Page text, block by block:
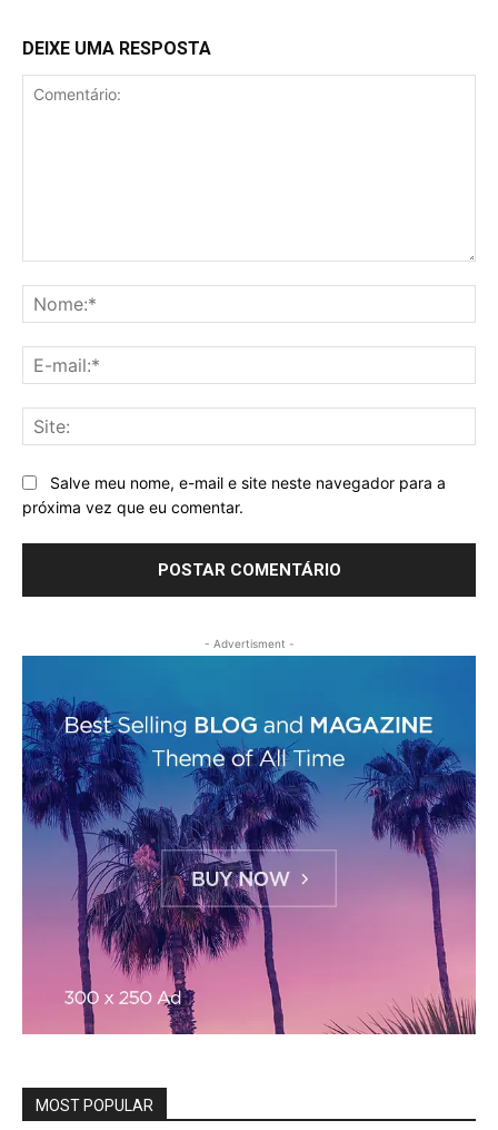
DEIXE UMA RESPOSTA
Salve meu nome, e-mail e site neste navegador para a
próxima vez que eu comentar.
- Advertisment -
MOST POPULAR